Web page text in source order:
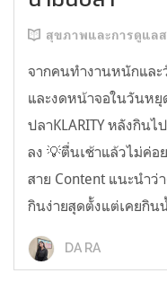
สุขภาพและการดูแล
จากคนทำงานหนักและ
และงดหน้าจอในวันหยุ
ปลาKLARITY หลังกิน
ลง 💡ตื่นเช้าแล้วไม่ค่
สาย Content แนะนำว่
กินง่ายสุดตั้งแต่เคยกิน
DA RA